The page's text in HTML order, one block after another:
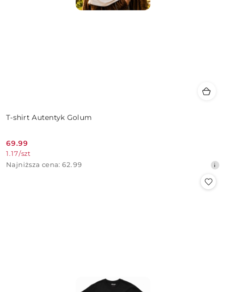
T-shirt Autentyk Golum
Cena
promocyjna:
69.99
1.17/szt
Najniższa
Najniższa cena: 62.99